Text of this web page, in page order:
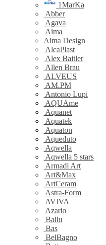
1MarKa
Abber
Agava
Aima
Aima Design
AlcaPlast
Alex Baitler
Allen Brau
ALVEUS
AM.PM
Antonio Lupi
AQUAme
Aquanet
Aquatek
Aquaton
Aqueduto
Aqwella
Aqwella 5 stars
Armadi Art
Art&Max
ArtCeram
Astra-Form
AVIVA
Azario
Ballu
Bas
BelBagno